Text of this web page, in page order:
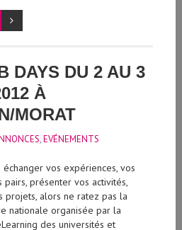
DAYS DU 2 AU 3
À
MORAT
,EVÉNEMENTS
échanger vos expériences, vos
pairs, présenter vos activités,
projets, alors ne ratez pas la
nationale organisée par la
des universités et